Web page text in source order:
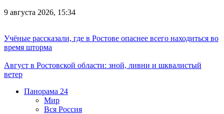
9 августа 2026, 15:34
Учёные рассказали, где в Ростове опаснее всего находиться во
время шторма
Август в Ростовской области: зной, ливни и шквалистый
ветер
Панорама 24
Мир
Вся Россия